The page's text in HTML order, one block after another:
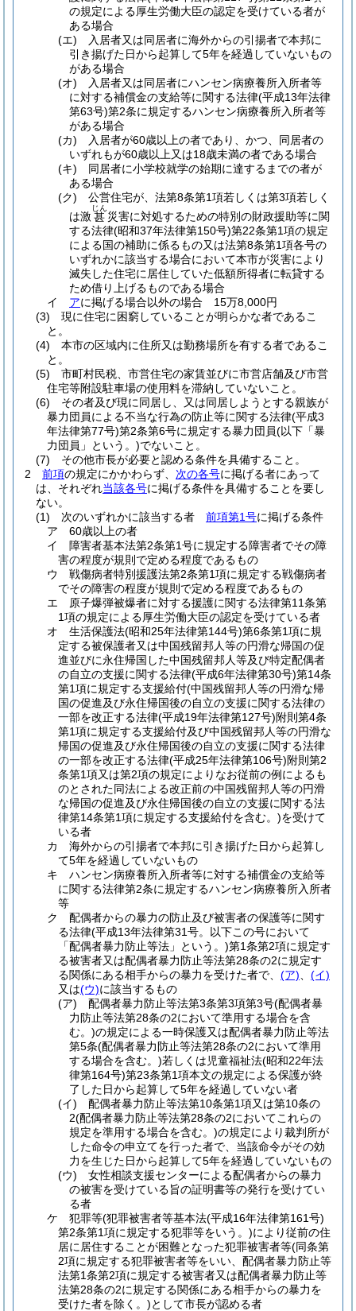
の規定による厚生労働大臣の認定を受けている者が
ある場合
(エ)
入居者又は同居者に海外からの引揚者で本邦に
引き揚げた日から起算して5年を経過していないもの
がある場合
(オ)
入居者又は同居者にハンセン病療養所入所者等
に対する補償金の支給等に関する法律(平成13年法律
第63号)第2条に規定するハンセン病療養所入所者等
がある場合
(カ)
入居者が60歳以上の者であり、かつ、同居者の
いずれもが60歳以上又は18歳未満の者である場合
(キ)
同居者に小学校就学の始期に達するまでの者が
ある場合
(ク)
公営住宅が、法第8条第1項若しくは第3項若しく
は激 甚
じん
災害に対処するための特別の財政援助等に関
する法律(昭和37年法律第150号)第22条第1項の規定
による国の補助に係るもの又は法第8条第1項各号の
いずれかに該当する場合において本市が災害により
滅失した住宅に居住していた低額所得者に転貸する
ため借り上げるものである場合
イ
アに掲げる場合以外の場合 15万8,000円
(3)
現に住宅に困窮していることが明らかな者であるこ
と。
(4)
本市の区域内に住所又は勤務場所を有する者であるこ
と。
(5)
市町村民税、市営住宅の家賃並びに市営店舗及び市営
住宅等附設駐車場の使用料を滞納していないこと。
(6)
その者及び現に同居し、又は同居しようとする親族が
暴力団員による不当な行為の防止等に関する法律(平成3
年法律第77号)第2条第6号に規定する暴力団員(以下「暴
力団員」という。)でないこと。
(7)
その他市長が必要と認める条件を具備すること。
2
前項の規定にかかわらず、 次の各号に掲げる者にあって
は、それぞれ当該各号に掲げる条件を具備することを要し
ない。
(1)
次のいずれかに該当する者 前項第1号に掲げる条件
ア
60歳以上の者
イ
障害者基本法第2条第1号に規定する障害者でその障
害の程度が規則で定める程度であるもの
ウ
戦傷病者特別援護法第2条第1項に規定する戦傷病者
でその障害の程度が規則で定める程度であるもの
エ
原子爆弾被爆者に対する援護に関する法律第11条第
1項の規定による厚生労働大臣の認定を受けている者
オ
生活保護法(昭和25年法律第144号)第6条第1項に規
定する被保護者又は中国残留邦人等の円滑な帰国の促
進並びに永住帰国した中国残留邦人等及び特定配偶者
の自立の支援に関する法律(平成6年法律第30号)第14条
第1項に規定する支援給付(中国残留邦人等の円滑な帰
国の促進及び永住帰国後の自立の支援に関する法律の
一部を改正する法律(平成19年法律第127号)附則第4条
第1項に規定する支援給付及び中国残留邦人等の円滑な
帰国の促進及び永住帰国後の自立の支援に関する法律
の一部を改正する法律(平成25年法律第106号)附則第2
条第1項又は第2項の規定によりなお従前の例によるも
のとされた同法による改正前の中国残留邦人等の円滑
な帰国の促進及び永住帰国後の自立の支援に関する法
律第14条第1項に規定する支援給付を含む。)を受けて
いる者
カ
海外からの引揚者で本邦に引き揚げた日から起算し
て5年を経過していないもの
キ
ハンセン病療養所入所者等に対する補償金の支給等
に関する法律第2条に規定するハンセン病療養所入所者
等
ク
配偶者からの暴力の防止及び被害者の保護等に関す
る法律(平成13年法律第31号。以下この号において
「配偶者暴力防止等法」という。)第1条第2項に規定す
る被害者又は配偶者暴力防止等法第28条の2に規定す
る関係にある相手からの暴力を受けた者で、 (ア)
(イ)
又は(ウ)に該当するもの
(ア)
配偶者暴力防止等法第3条第3項第3号(配偶者暴
力防止等法第28条の2において準用する場合を含
む。)の規定による一時保護又は配偶者暴力防止等法
第5条(配偶者暴力防止等法第28条の2において準用
する場合を含む。)若しくは児童福祉法(昭和22年法
律第164号)第23条第1項本文の規定による保護が終
了した日から起算して5年を経過していない者
(イ)
配偶者暴力防止等法第10条第1項又は第10条の
2(配偶者暴力防止等法第28条の2においてこれらの
規定を準用する場合を含む。)の規定により裁判所が
した命令の申立てを行った者で、当該命令がその効
力を生じた日から起算して5年を経過していないもの
(ウ)
女性相談支援センターによる配偶者からの暴力
の被害を受けている旨の証明書等の発行を受けてい
る者
ケ
犯罪等(犯罪被害者等基本法(平成16年法律第161号)
第2条第1項に規定する犯罪等をいう。)により従前の住
居に居住することが困難となった犯罪被害者等(同条第
2項に規定する犯罪被害者等をいい、配偶者暴力防止等
法第1条第2項に規定する被害者又は配偶者暴力防止等
法第28条の2に規定する関係にある相手からの暴力を
受けた者を除く。)として市長が認める者